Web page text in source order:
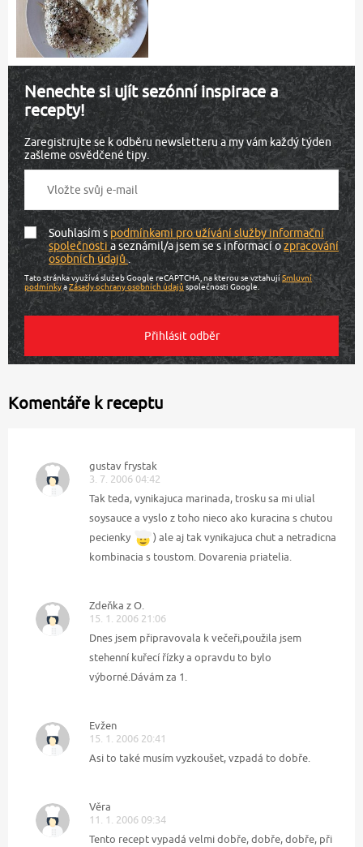
Nenechte si ujít sezónní inspirace a
recepty!
Zaregistrujte se k odběru newsletteru a my vám každý týden
zašleme osvědčené tipy.
Souhlasím spodmínkami pro užívání služby informační
společnostia seznámil/a jsem se s informací ozpracování
osobních údajů.
Tato stránka využívá služeb Google reCAPTCHA, na kterou se vztahujíSmluvní
podmínkyaZásady ochrany osobních údajů společnosti Google.
Komentáře k receptu
gustav frystak
3. 7. 2006 04:42
Tak teda, vynikajuca marinada, trosku sa mi ulial
soysauce a vyslo z toho nieco ako kuracina s chutou
pecienky
) ale aj tak vynikajuca chut a netradicna
kombinacia s toustom. Dovarenia priatelia.
Zdeňka z O.
15. 1. 2006 21:06
Dnes jsem připravovala k večeři,použila jsem
stehenní kuřecí řízky a opravdu to bylo
výborné.Dávám za 1.
Evžen
15. 1. 2006 20:41
Asi to také musím vyzkoušet, vzpadá to dobře.
Věra
11. 1. 2006 09:34
Tento recept vypadá velmi dobře, dobře, dobře, při